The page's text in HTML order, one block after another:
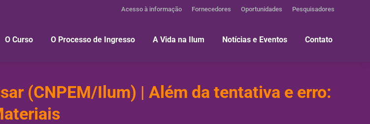
Acesso à informação Fornecedores Oportunidades Pesquisadores
O Curso O Processo de Ingresso A Vida na Ilum Notícias e Eventos Contato
(CNPEM/Ilum) | Além da tentativa e erro: